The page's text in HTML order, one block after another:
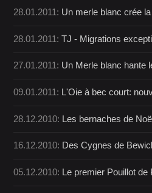
28.01.2011: Un merle blanc crée
28.01.2011:TJ - Migrations
27.01.2011: Un Merle blanc hante
09.01.2011: L'Oie à bec court:
28.12.2010: Les bernaches de
16.12.2010: Des Cygnes de
05.12.2010: Le premier Pouillot